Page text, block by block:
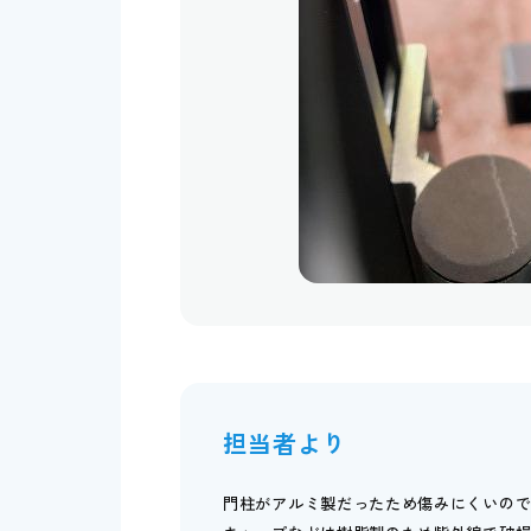
担当者より
門柱がアルミ製だったため傷みにくいの